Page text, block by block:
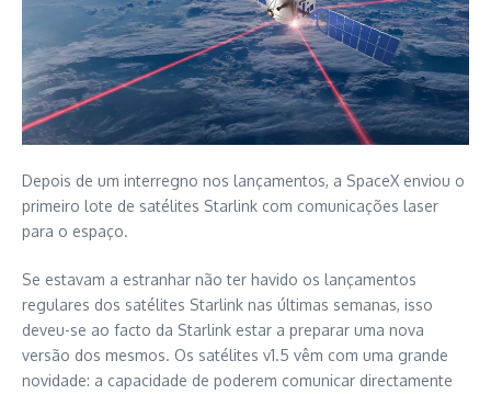
Depois de um interregno nos lançamentos, a SpaceX enviou o
primeiro lote de satélites Starlink com comunicações laser
para o espaço.
Se estavam a estranhar não ter havido os lançamentos
regulares dos satélites Starlink nas últimas semanas, isso
deveu-se ao facto da Starlink estar a preparar uma nova
versão dos mesmos. Os satélites v1.5 vêm com uma grande
novidade: a capacidade de poderem comunicar directamente